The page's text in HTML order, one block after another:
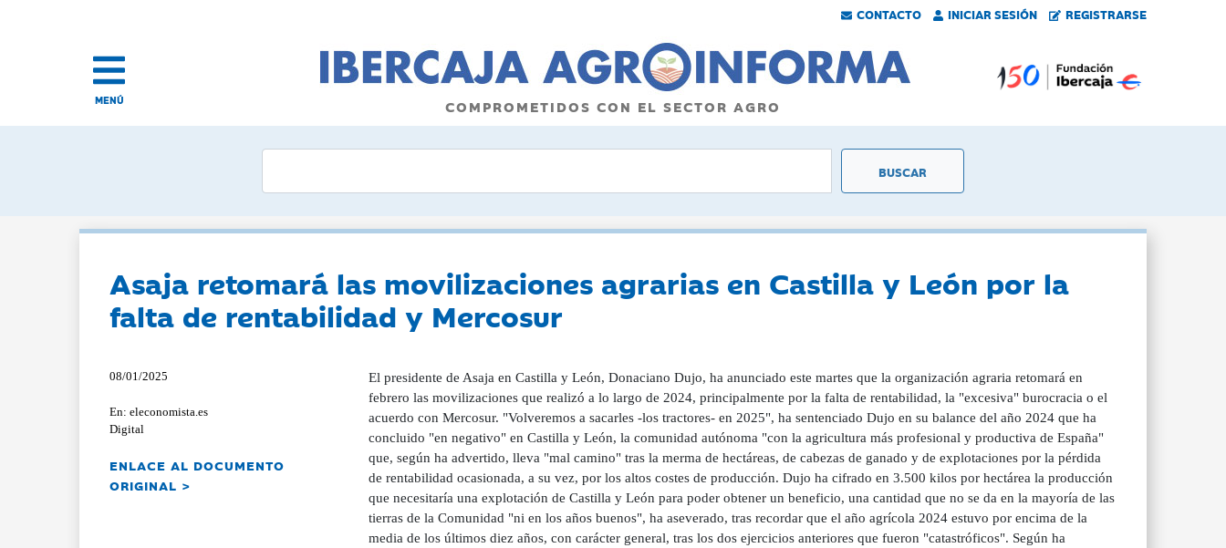
CONTACTO INICIAR SESIÓN REGISTRARSE
MENÚ COMPROMETIDOS CON EL SECTOR AGRO
Asaja retomará las movilizaciones agrarias en Castilla y León por la
falta de rentabilidad y Mercosur
08/01/2025
En: eleconomista.es
Digital
ENLACE AL DOCUMENTO
ORIGINAL >
El presidente de Asaja en Castilla y León, Donaciano Dujo, ha anunciado este martes que la organización agraria retomará en
febrero las movilizaciones que realizó a lo largo de 2024, principalmente por la falta de rentabilidad, la "excesiva" burocracia o el
acuerdo con Mercosur. "Volveremos a sacarles -los tractores- en 2025", ha sentenciado Dujo en su balance del año 2024 que ha
concluido "en negativo" en Castilla y León, la comunidad autónoma "con la agricultura más profesional y productiva de España"
que, según ha advertido, lleva "mal camino" tras la merma de hectáreas, de cabezas de ganado y de explotaciones por la pérdida
de rentabilidad ocasionada, a su vez, por los altos costes de producción. Dujo ha cifrado en 3.500 kilos por hectárea la producción
que necesitaría una explotación de Castilla y León para poder obtener un beneficio, una cantidad que no se da en la mayoría de las
tierras de la Comunidad "ni en los años buenos", ha aseverado, tras recordar que el año agrícola 2024 estuvo por encima de la
media de los últimos diez años, con carácter general, tras los dos ejercicios anteriores que fueron "catastróficos". Según ha